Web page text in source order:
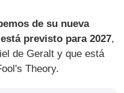
de su nueva
previsto para 2027,
de Geralt y que está
Theory.